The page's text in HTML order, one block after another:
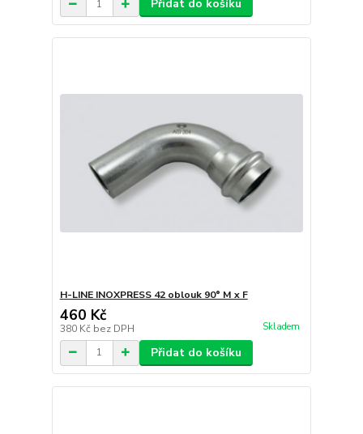
Přidat do košíku
H-LINE INOXPRESS 42 oblouk 90° M x F
460 Kč
380 Kč bez DPH Skladem
Přidat do košíku